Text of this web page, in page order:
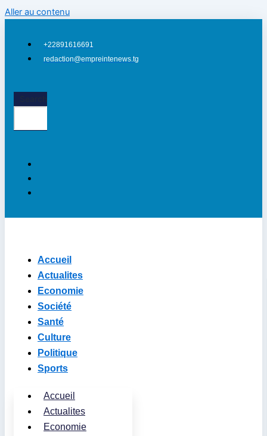
Aller au contenu
+22891616691
redaction@empreintenews.tg
Accueil
Actualites
Economie
Société
Santé
Culture
Politique
Sports
Accueil
Actualites
Economie